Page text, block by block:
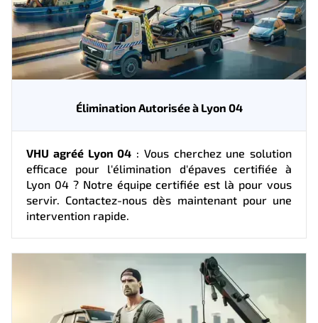
Élimination Autorisée à Lyon 04
VHU agréé Lyon 04 : Vous cherchez une solution
efficace pour l'élimination d'épaves certifiée à
Lyon 04 ? Notre équipe certifiée est là pour vous
servir. Contactez-nous dès maintenant pour une
intervention rapide.